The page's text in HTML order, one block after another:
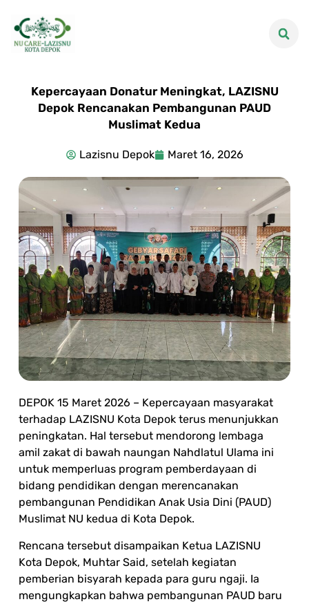
Kepercayaan Donatur Meningkat, LAZISNU
Depok Rencanakan Pembangunan PAUD
Muslimat Kedua
Lazisnu Depok Maret 16, 2026
DEPOK 15 Maret 2026 – Kepercayaan masyarakat
terhadap LAZISNU Kota Depok terus menunjukkan
peningkatan. Hal tersebut mendorong lembaga
amil zakat di bawah naungan Nahdlatul Ulama ini
untuk memperluas program pemberdayaan di
bidang pendidikan dengan merencanakan
pembangunan Pendidikan Anak Usia Dini (PAUD)
Muslimat NU kedua di Kota Depok.
Rencana tersebut disampaikan Ketua LAZISNU
Kota Depok, Muhtar Said, setelah kegiatan
pemberian bisyarah kepada para guru ngaji. Ia
mengungkapkan bahwa pembangunan PAUD baru